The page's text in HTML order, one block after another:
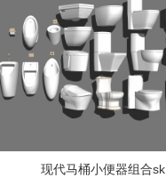
现代马桶小便器组合sk